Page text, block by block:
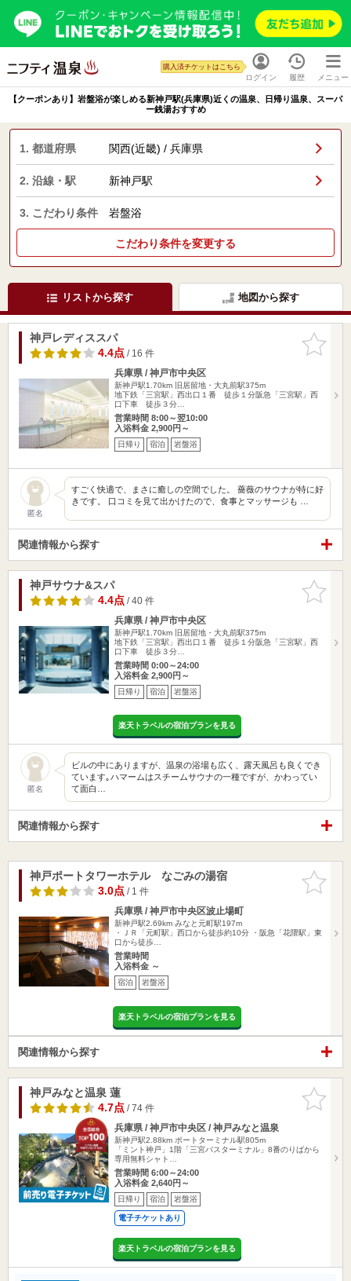
ログイン
購入済チケットはこちら
履歴 メニュー
【クーポンあり】岩盤浴が楽しめる新神戸駅(兵庫県)近くの温泉、日帰り温泉、スーパ
ー銭湯おすすめ
1. 都道府県 関西(近畿) / 兵庫県
2. 沿線・駅 新神戸駅
3. こだわり条件 岩盤浴
こだわり条件を変更する
リストから探す 地図から探す
お気に入
りに追加
神戸レディススパ
4.4点/ 16 件
兵庫県 / 神戸市中央区
新神戸駅1.70km
旧居留地・大丸前駅375m
地下鉄「三宮駅」西出口１番 徒歩１分阪急「三宮駅」西
口下車 徒歩３分…
営業時間 8:00～翌10:00
入浴料金 2,900円～
日帰り 宿泊 岩盤浴
匿名
すごく快適で、まさに癒しの空間でした。 薔薇のサウナが特に好
きです。 口コミを見て出かけたので、食事とマッサージも …
関連情報から探す
お気に入
りに追加
神戸サウナ&スパ
4.4点/ 40 件
兵庫県 / 神戸市中央区
新神戸駅1.70km
旧居留地・大丸前駅375m
地下鉄「三宮駅」西出口１番 徒歩１分阪急「三宮駅」西
口下車 徒歩３分…
営業時間 0:00～24:00
入浴料金 2,900円～
日帰り 宿泊 岩盤浴
楽天トラベルの宿泊プランを見る
匿名
ビルの中にありますが、温泉の浴場も広く、露天風呂も良くでき
ています｡ハマームはスチームサウナの一種ですが、かわってい
て面白…
関連情報から探す
お気に入
りに追加
神戸ポートタワーホテル なごみの湯宿
3.0点/ 1 件
兵庫県 / 神戸市中央区波止場町
新神戸駅2.69km みなと元町駅197m
・ＪＲ「元町駅」西口から徒歩約10分 ・阪急「花隈駅」東
口から徒歩…
営業時間
入浴料金 ～
宿泊 岩盤浴
楽天トラベルの宿泊プランを見る
関連情報から探す
お気に入
りに追加
神戸みなと温泉 蓮
4.7点/ 74 件
兵庫県 / 神戸市中央区 / 神戸みなと温泉
新神戸駅2.88km ポートターミナル駅805m
「ミント神戸」1階「三宮バスターミナル」8番のりばから
専用無料シャト…
営業時間 6:00～24:00
入浴料金 2,640円～
日帰り 宿泊 岩盤浴
電子チケットあり
楽天トラベルの宿泊プランを見る